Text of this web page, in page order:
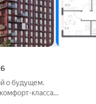
о будущем.
класса